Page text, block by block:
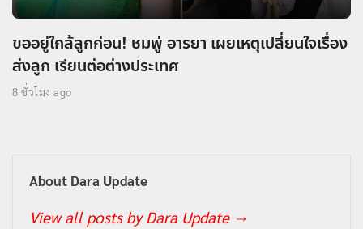
ขออยู่ใกล้ลูกก่อน! ชมพู่ อารยา เผยเหตุเปลี่ยนใจเรื่อง
ส่งลูก เรียนต่อต่างประเทศ
8 ชั่วโมง ago
About Dara Update
View all posts by Dara Update →